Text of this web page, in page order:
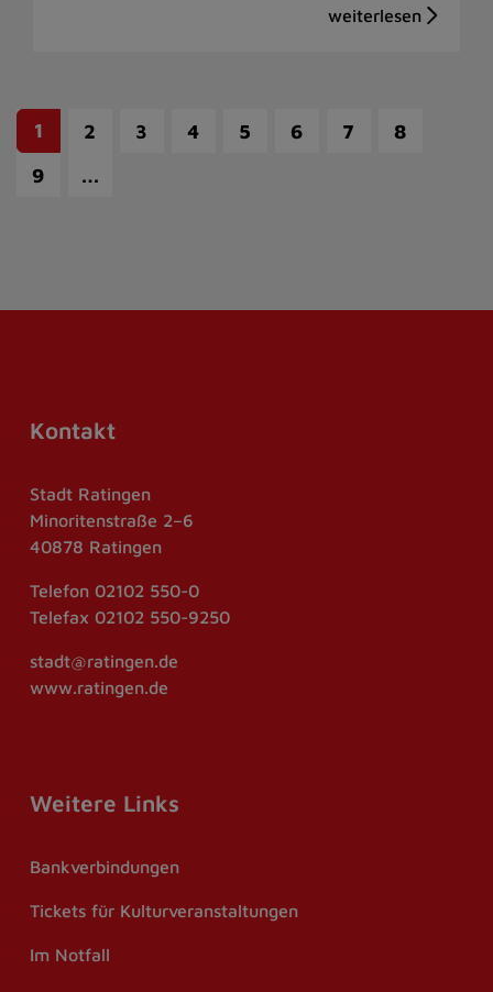
1 2 3 4 5 6 7
8
9
…
Kontakt
Stadt Ratingen
Minoritenstraße 2–6
40878 Ratingen
Telefon 02102 550-0
Telefax 02102 550-9250
stadt@ratingen.de
www.ratingen.de
Weitere Links
Bankverbindungen
Tickets für Kulturveranstaltungen
Im Notfall